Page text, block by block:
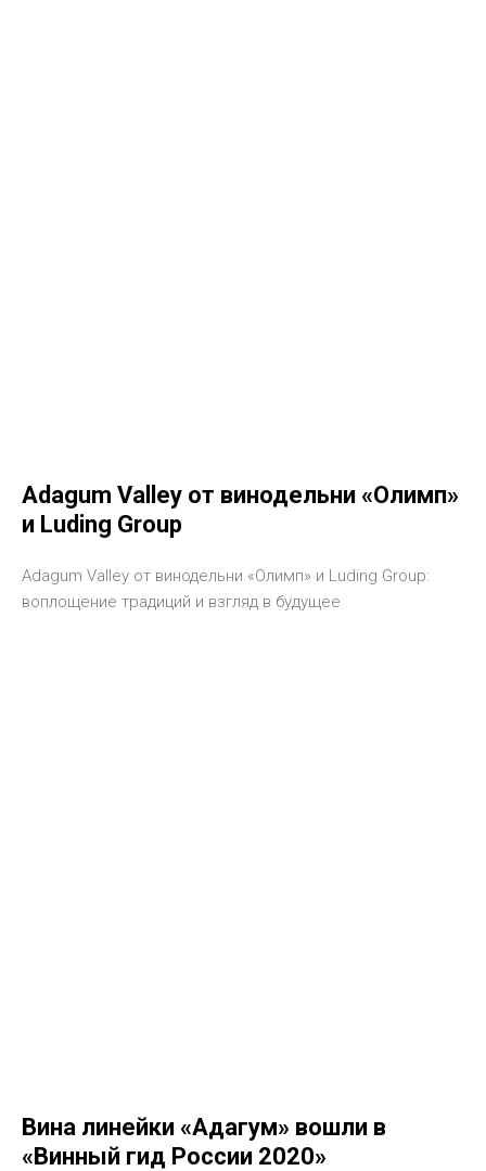
Adagum Valley от винодельни «Олимп»
и Luding Group
Adagum Valley от винодельни «Олимп» и Luding Group:
воплощение традиций и взгляд в будущее
Вина линейки «Адагум» вошли в
«Винный гид России 2020»